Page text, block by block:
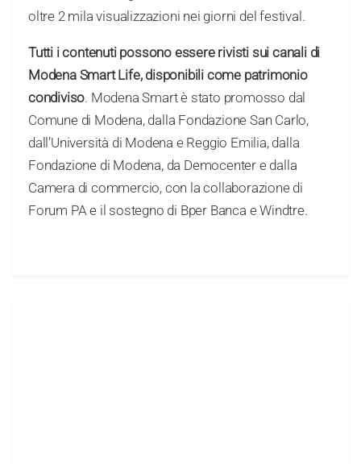
oltre 2 mila visualizzazioni nei giorni del festival.
Tutti i contenuti possono essere rivisti sui canali di
Modena Smart Life, disponibili come patrimonio
condiviso. Modena Smart è stato promosso dal
Comune di Modena, dalla Fondazione San Carlo,
dall’Università di Modena e Reggio Emilia, dalla
Fondazione di Modena, da Democenter e dalla
Camera di commercio, con la collaborazione di
Forum PA e il sostegno di Bper Banca e Windtre.